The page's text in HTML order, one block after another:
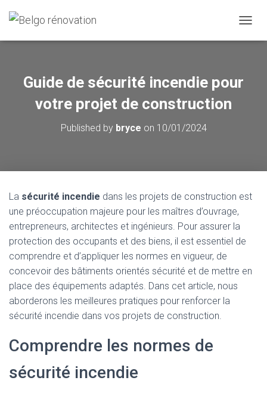
Guide de sécurité incendie pour
votre projet de construction
Published by bryce on 10/01/2024
La sécurité incendie dans les projets de construction est
une préoccupation majeure pour les maîtres d’ouvrage,
entrepreneurs, architectes et ingénieurs. Pour assurer la
protection des occupants et des biens, il est essentiel de
comprendre et d’appliquer les normes en vigueur, de
concevoir des bâtiments orientés sécurité et de mettre en
place des équipements adaptés. Dans cet article, nous
aborderons les meilleures pratiques pour renforcer la
sécurité incendie dans vos projets de construction.
Comprendre les normes de
sécurité incendie